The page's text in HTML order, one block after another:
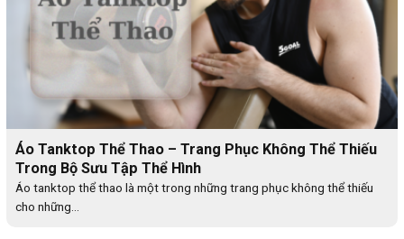
Áo Tanktop Thể Thao – Trang Phục Không Thể Thiếu
Trong Bộ Sưu Tập Thể Hình
Áo tanktop thể thao là một trong những trang phục không thể thiếu
cho những...